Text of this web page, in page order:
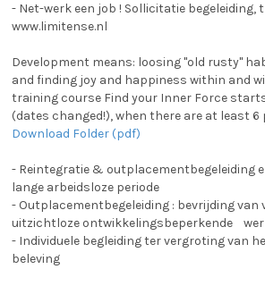
- Net-werk een job ! Sollicitatie
www.limitense.nl
Development means: loosing ''old rusty''
and finding joy and happiness within and
training course Find your Inner Force
(dates changed!), when there are at least
Download Folder (pdf)
- Reintegratie & outplacementbegeleiding
lange arbeidsloze periode
- Outplacementbegeleiding : bevrijding van
uitzichtloze ontwikkelingsbeperkende
- Individuele begleiding ter vergroting van
beleving